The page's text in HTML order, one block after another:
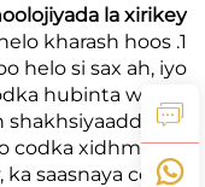
la xirikey
kharash hoos
helo si sax ah, iyo
hubinta waa in
loo
codka xidhma leh
saasnaya codka